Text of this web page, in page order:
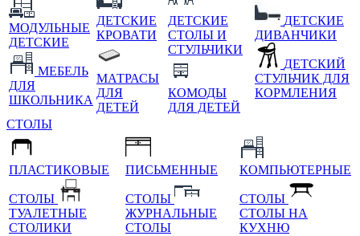
МОДУЛЬНЫЕ
ДЕТСКИЕ
МЕБЕЛЬ
ДЛЯ
ШКОЛЬНИКА
ДЕТСКИЕ
КРОВАТИ
МАТРАСЫ
ДЛЯ
ДЕТЕЙ
ДЕТСКИЕ
СТОЛЫ И
СТУЛЬЧИКИ
КОМОДЫ
ДЛЯ ДЕТЕЙ
ДЕТСКИЕ
ДИВАНЧИКИ
ДЕТСКИЙ
СТУЛЬЧИК ДЛЯ
КОРМЛЕНИЯ
СТОЛЫ
ПЛАСТИКОВЫЕ
СТОЛЫ
ТУАЛЕТНЫЕ
СТОЛИКИ
ПИСЬМЕННЫЕ
СТОЛЫ
ЖУРНАЛЬНЫЕ
СТОЛЫ
КОМПЬЮТЕРНЫЕ
СТОЛЫ
СТОЛЫ НА
КУХНЮ